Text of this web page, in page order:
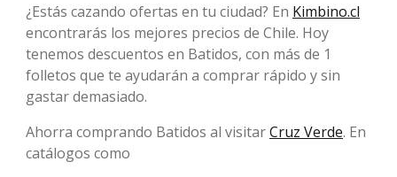
¿Estás cazando ofertas en tu ciudad? En Kimbino.cl
encontrarás los mejores precios de Chile. Hoy
tenemos descuentos en Batidos, con más de 1
folletos que te ayudarán a comprar rápido y sin
gastar demasiado.
Ahorra comprando Batidos al visitarCruz Verde. En
catálogos como